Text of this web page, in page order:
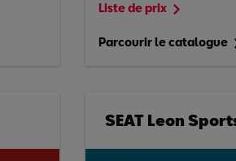
Liste de prix
Parcourir le catalogue
SEAT Leon